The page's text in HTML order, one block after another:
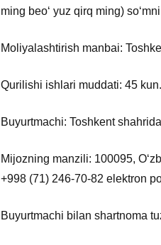
ming beoʻ yuz qirq ming)
Moliyalashtirish manbai:
Qurilishi ishlari muddati: 45 kun.
Buyurtmachi: Toshkent
Mijozning manzili: 100095,
+998 (71) 246-70-82 elektron
Buyurtmachi bilan shartnoma